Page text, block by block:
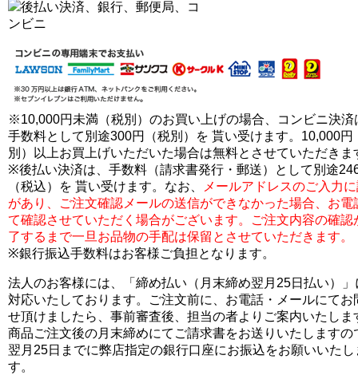
※10,000円未満（税別）のお買い上げの場合、コンビニ決済
手数料として別途300円（税別）を 貰い受けます。10,000円
別）以上お買上げいただいた場合は無料とさせていただきま
※後払い決済は、手数料（請求書発行・郵送）として別途
（税込）を 貰い受けます。なお、
メールアドレスのご入力
があり、ご注文確認メールの送信ができなかった場合、お電
て確認させていただく場合がございます。ご注文内容の確認
了するまで一旦お品物の手配は保留とさせていただきます。
※銀行振込手数料はお客様ご負担となります。
法人のお客様には、「締め払い（月末締め翌月25日払い）」
対応いたしております。ご注文前に、お電話・メールにてお
せ頂けましたら、事前審査後、担当の者よりご案内いたしま
商品ご注文後の月末締めにてご請求書をお送りいたしますの
翌月25日までに弊店指定の銀行口座にお振込をお願いいたし
す。